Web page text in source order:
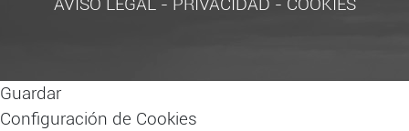
AVISO LEGAL- PRIVACIDAD - COOKIES
Guardar
Configuración de Cookies